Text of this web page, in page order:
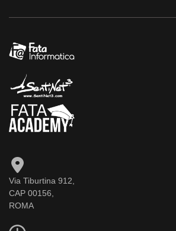
Via Tiburtina 912,
CAP 00156,
ROMA